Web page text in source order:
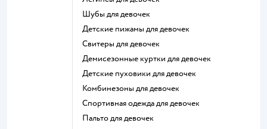
Шубы для девочек
Детские пижамы для девочек
Свитеры для девочек
Демисезонные куртки для девочек
Детские пуховики для девочек
Комбинезоны для девочек
Спортивная одежда для девочек
Пальто для девочек